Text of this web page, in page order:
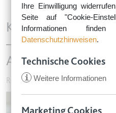
Ihre Einwilligung
Seite auf "Cookie-
Informationen
Datenschutzhinweisen.
Technische Cookies
i Weitere Informationen
Keine Information
– auch
Anwaltskosten sind
Reisen & Urlaub • 9. November
Image